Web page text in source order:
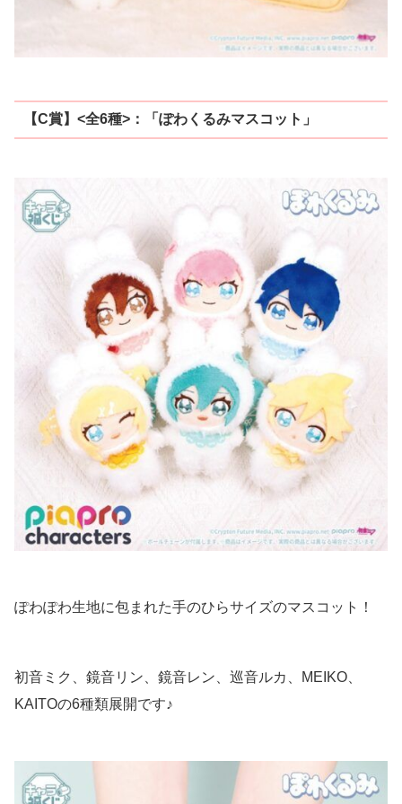
【C賞】<全6種>：「ぽわくるみマスコット」
ぽわぽわ生地に包まれた手のひらサイズのマスコット！
初音ミク、鏡音リン、鏡音レン、巡音ルカ、MEIKO、
KAITOの6種類展開です♪